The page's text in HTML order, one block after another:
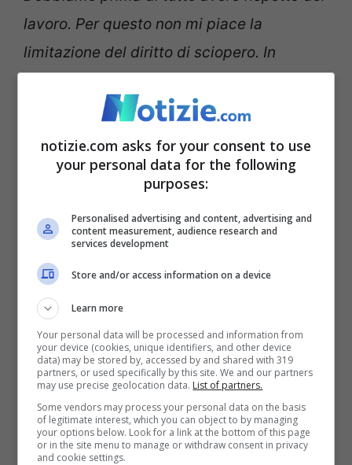
lavoro. Per questo non mi piace la
limitazione del diritto di sciopero. In
limitarlo, sbandierando e usando lo
spauracchio del cittadino che viene leso”.
Sciopero trasporti, interviene il Garante: “Non si può
configurare come generale”, foto Ansa
notizie.com asks for your consent to use
your personal data for the following
purposes:
Personalised advertising and content, advertising and
content measurement, audience research and
services development
Store and/or access information on a device
Learn more
Your personal data will be processed and information from
your device (cookies, unique identifiers, and other device
data) may be stored by, accessed by and shared with 319
partners, or used specifically by this site. We and our partners
may use precise geolocation data. List of partners.
Some vendors may process your personal data on the basis
of legitimate interest, which you can object to by managing
your options below. Look for a link at the bottom of this page
or in the site menu to manage or withdraw consent in privacy
and cookie settings.